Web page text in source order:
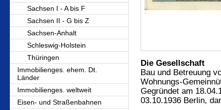
Sachsen I - A bis F
Sachsen II - G bis Z
Sachsen-Anhalt
Schleswig-Holstein
Thüringen
Immobilienges. ehem. Dt.
Länder
Immobilienges. weltweit
Eisen- und Straßenbahnen
Die Gesellschaft
Bau und Betreuung
Wohnungs-
Gegründet am
03.10.1936 Berlin,